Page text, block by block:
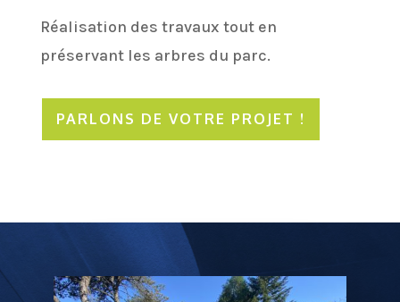
Réalisation des travaux tout en
préservant les arbres du parc.
PARLONS DE VOTRE PROJET !